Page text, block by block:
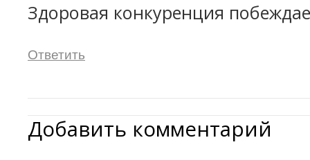
Здоровая конкуренция
Ответить
Добавить комментарий